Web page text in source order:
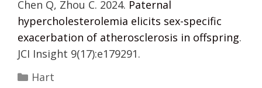
Chen Q, Zhou C. 2024. Paternal
hypercholesterolemia elicits sex-specific
exacerbation of atherosclerosis in offspring.
JCI Insight 9(17):e179291.
Categorieën
Hart